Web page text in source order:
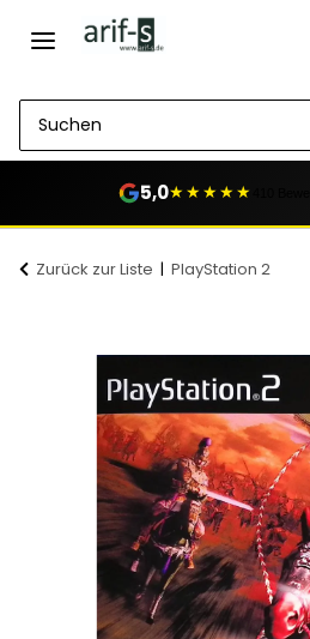
5,0★★★★★
Zurück zur Liste PlayStation 2